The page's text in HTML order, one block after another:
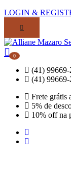
LOGIN &
0
(41) 99669-
(41) 99669-
Frete grátis
5% de
10% off na